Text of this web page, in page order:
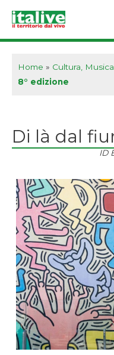
Home » Cultura,
8° edizione
Di là dal
ID